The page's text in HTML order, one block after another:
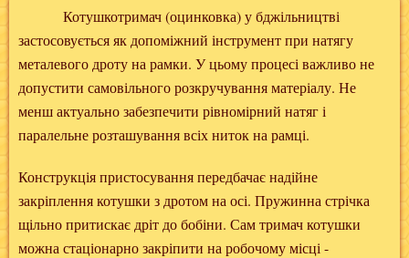
Котушкотримач (оцинковка) у бджільництві
застосовується як допоміжний інструмент при натягу
металевого дроту на рамки. У цьому процесі важливо не
допустити самовільного розкручування матеріалу. Не
менш актуально забезпечити рівномірний натяг і
паралельне розташування всіх ниток на рамці.
Конструкція пристосування передбачає надійне
закріплення котушки з дротом на осі. Пружинна стрічка
щільно притискає дріт до бобіни. Сам тримач котушки
можна стаціонарно закріпити на робочому місці -